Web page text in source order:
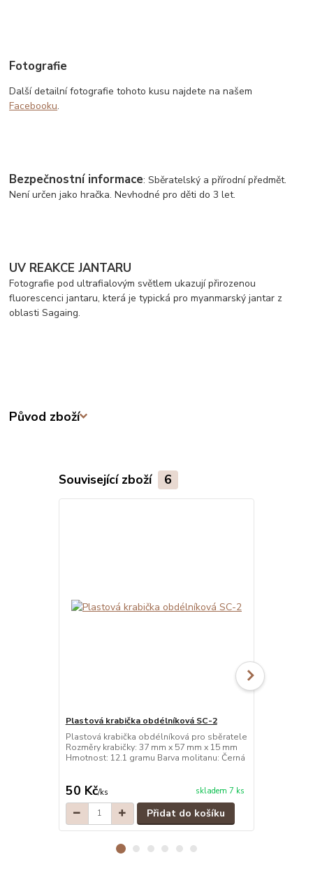
Fotografie
Další detailní fotografie tohoto kusu najdete na našem
Facebooku.
Bezpečnostní informace: Sběratelský a přírodní předmět.
Není určen jako hračka. Nevhodné pro děti do 3 let.
UV REAKCE JANTARU
Fotografie pod ultrafialovým světlem ukazují přirozenou
fluorescenci jantaru, která je typická pro myanmarský jantar z
oblasti Sagaing.
Původ zboží
Související zboží 6
Plastová krabička obdélníková SC-2
Plastová krabička obdélníková pro sběratele
Rozměry krabičky: 37 mm x 57 mm x 15 mm
Hmotnost: 12.1 gramu Barva molitanu: Černá
50 Kč/ks skladem 7 ks
Přidat do košíku